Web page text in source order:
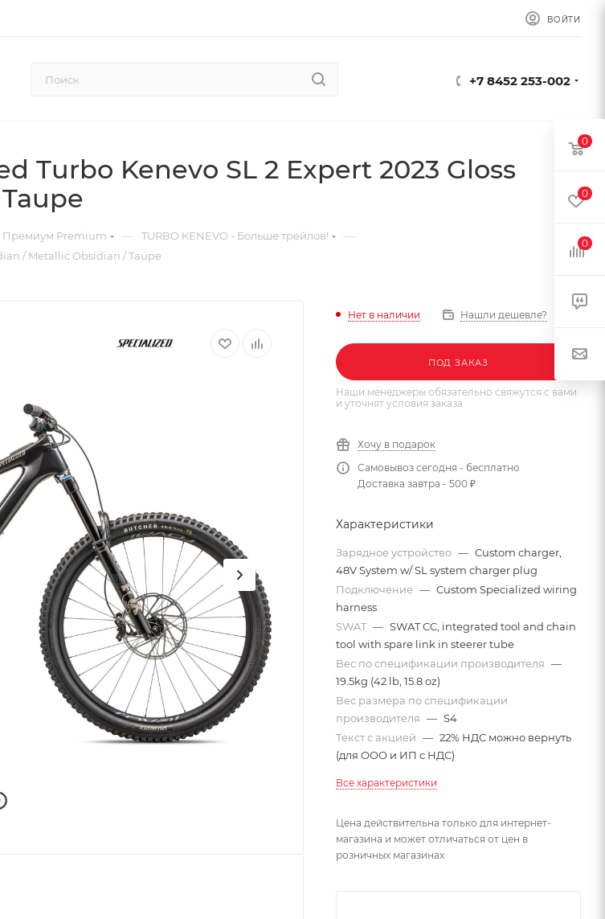
ВОЙТИ
+7 8452 253-002
Turbo Kenevo SL 2 Expert 2023 Gloss
Премиум Premium — TURBO KENEVO - Больше трейлов! —
/ Metallic Obsidian / Taupe
Нет в наличии Нашли дешевле?
ПОД ЗАКАЗ
Наши менеджеры обязательно свяжутся с вами
и уточнят условия заказа
Хочу в подарок
Самовывоз сегодня - бесплатно
Доставка завтра - 500 ₽
Характеристики
Зарядное устройство — Custom charger,
48V System w/ SL system charger plug
Подключение — Custom Specialized wiring
harness
SWAT — SWAT CC, integrated tool and chain
tool with spare link in steerer tube
Вес по спецификации производителя —
19.5kg (42 lb, 15.8 oz)
Вес размера по спецификации
производителя — S4
Текст с акцией — 22% НДС можно вернуть
(для ООО и ИП с НДС)
Все характеристики
Цена действительна только для интернет-
магазина и может отличаться от цен в
розничных магазинах
0
0
0